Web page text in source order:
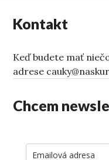
Kontakt
Keď budete mať
adrese
Chcem